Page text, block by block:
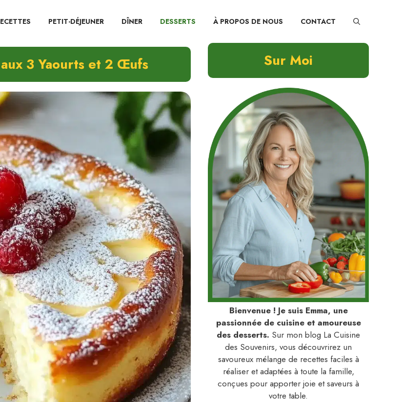
PETIT-DÉJEUNER DÎNER DESSERTS À PROPOS DE NOUS CONTACT
3 Yaourts et 2 Œufs Sur Moi
Bienvenue ! Je suis Emma, une
passionnée de cuisine et amoureuse
des desserts. Sur mon blog La Cuisine
des Souvenirs, vous découvrirez un
savoureux mélange de recettes faciles à
réaliser et adaptées à toute la famille,
conçues pour apporter joie et saveurs à
votre table.